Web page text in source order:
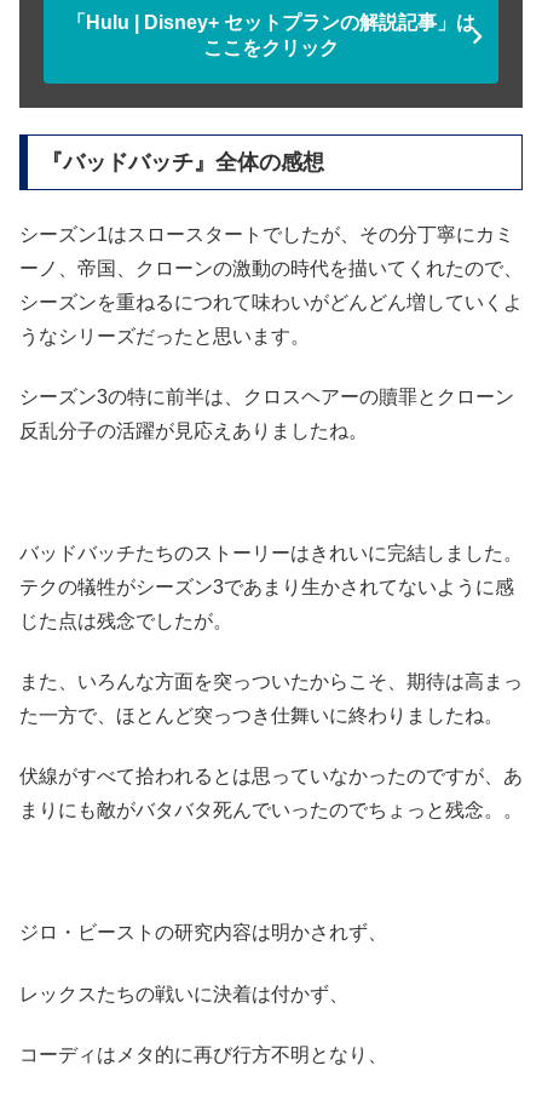
「Hulu | Disney+ セットプランの解説記事」は
ここをクリック
『バッドバッチ』全体の感想
シーズン1はスロースタートでしたが、その分丁寧にカミ
ーノ、帝国、クローンの激動の時代を描いてくれたので、
シーズンを重ねるにつれて味わいがどんどん増していくよ
うなシリーズだったと思います。
シーズン3の特に前半は、クロスヘアーの贖罪とクローン
反乱分子の活躍が見応えありましたね。
バッドバッチたちのストーリーはきれいに完結しました。
テクの犠牲がシーズン3であまり生かされてないように感
じた点は残念でしたが。
また、いろんな方面を突っついたからこそ、期待は高まっ
た一方で、ほとんど突っつき仕舞いに終わりましたね。
伏線がすべて拾われるとは思っていなかったのですが、あ
まりにも敵がバタバタ死んでいったのでちょっと残念。。
ジロ・ビーストの研究内容は明かされず、
レックスたちの戦いに決着は付かず、
コーディはメタ的に再び行方不明となり、